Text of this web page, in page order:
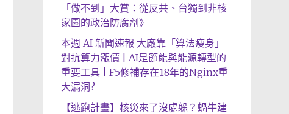
「做不到」大賞：從反共、台獨到非核
家園的政治防腐劑》
本週 AI 新聞速報 大廠靠「算法瘦身」
對抗算力漲價 | AI是節能與能源轉型的
重要工具 | F5修補存在18年的Nginx重
大漏洞?
【逃跑計畫】核災來了沒處躲？蝸牛建